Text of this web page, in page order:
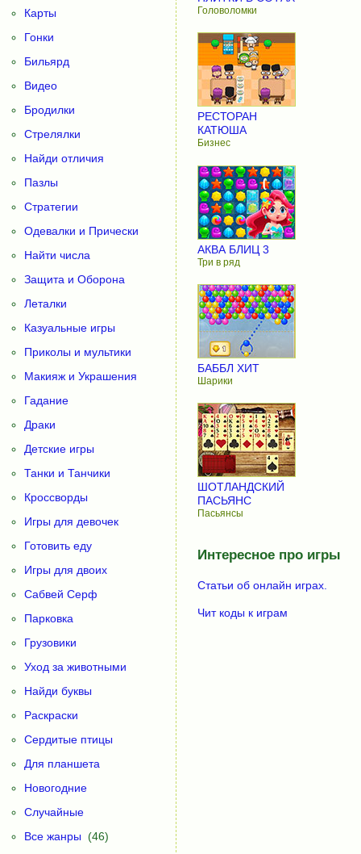
Карты
Гонки
Бильярд
Видео
Бродилки
Стрелялки
Найди отличия
Пазлы
Стратегии
Одевалки и Прически
Найти числа
Защита и Оборона
Леталки
Казуальные игры
Приколы и мультики
Макияж и Украшения
Гадание
Драки
Детские игры
Танки и Танчики
Кроссворды
Игры для девочек
Готовить еду
Игры для двоих
Сабвей Серф
Парковка
Грузовики
Уход за животными
Найди буквы
Раскраски
Сердитые птицы
Для планшета
Новогодние
Случайные
Все жанры (46)
Головоломки
РЕСТОРАН
КАТЮША
Бизнес
АКВА БЛИЦ 3
Три в ряд
БАББЛ ХИТ
Шарики
ШОТЛАНДСКИЙ
ПАСЬЯНС
Пасьянсы
Интересное про игры
Статьи об онлайн играх.
Чит коды к играм